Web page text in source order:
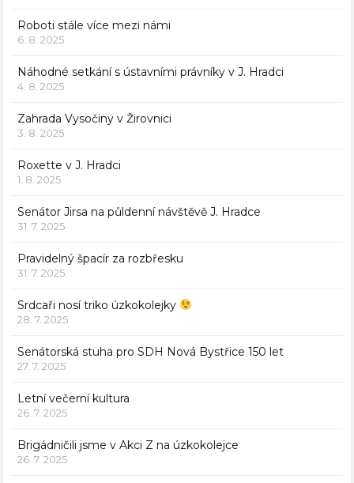
Roboti stále více mezi námi
6. 8. 2025
Náhodné setkání s ústavními právníky v J. Hradci
4. 8. 2025
Zahrada Vysočiny v Žirovnici
3. 8. 2025
Roxette v J. Hradci
1. 8. 2025
Senátor Jirsa na půldenní návštěvě J. Hradce
31. 7. 2025
Pravidelný špacír za rozbřesku
31. 7. 2025
Srdcaři nosí triko úzkokolejky
28. 7. 2025
Senátorská stuha pro SDH Nová Bystřice 150 let
27. 7. 2025
Letní večerní kultura
26. 7. 2025
Brigádničili jsme v Akci Z na úzkokolejce
26. 7. 2025